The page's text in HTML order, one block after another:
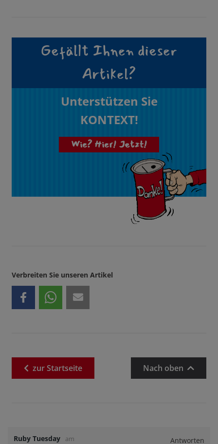
Gefällt Ihnen dieser
Artikel?
Unterstützen Sie
KONTEXT!
Wie? Hier! Jetzt!
Verbreiten Sie unseren Artikel
zurStartseite Nach oben
Ruby Tuesday am Antworten